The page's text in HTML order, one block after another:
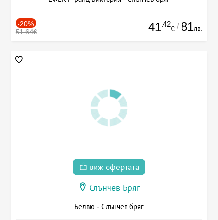
-20%
51.64€ 41.42
€ / 81лв.
виж офертата
Слънчев Бряг
Белвю - Слънчев бряг